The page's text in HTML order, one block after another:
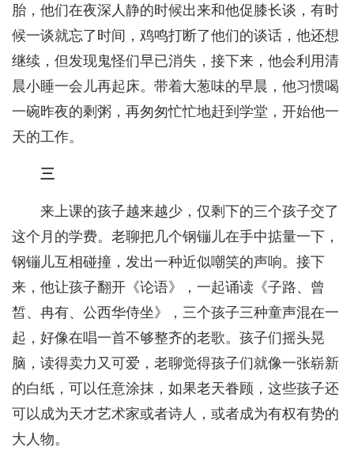
胎，他们在夜深人静的时候出来和他促膝长谈，有时
候一谈就忘了时间，鸡鸣打断了他们的谈话，他还想
继续，但发现鬼怪们早已消失，接下来，他会利用清
晨小睡一会儿再起床。带着大葱味的早晨，他习惯喝
一碗昨夜的剩粥，再匆匆忙忙地赶到学堂，开始他一
天的工作。
三
来上课的孩子越来越少，仅剩下的三个孩子交了
这个月的学费。老聊把几个钢镚儿在手中掂量一下，
钢镚儿互相碰撞，发出一种近似嘲笑的声响。接下
来，他让孩子翻开《论语》，一起诵读《子路、曾
皙、冉有、公西华侍坐》，三个孩子三种童声混在一
起，好像在唱一首不够整齐的老歌。孩子们摇头晃
脑，读得卖力又可爱，老聊觉得孩子们就像一张崭新
的白纸，可以任意涂抹，如果老天眷顾，这些孩子还
可以成为天才艺术家或者诗人，或者成为有权有势的
大人物。